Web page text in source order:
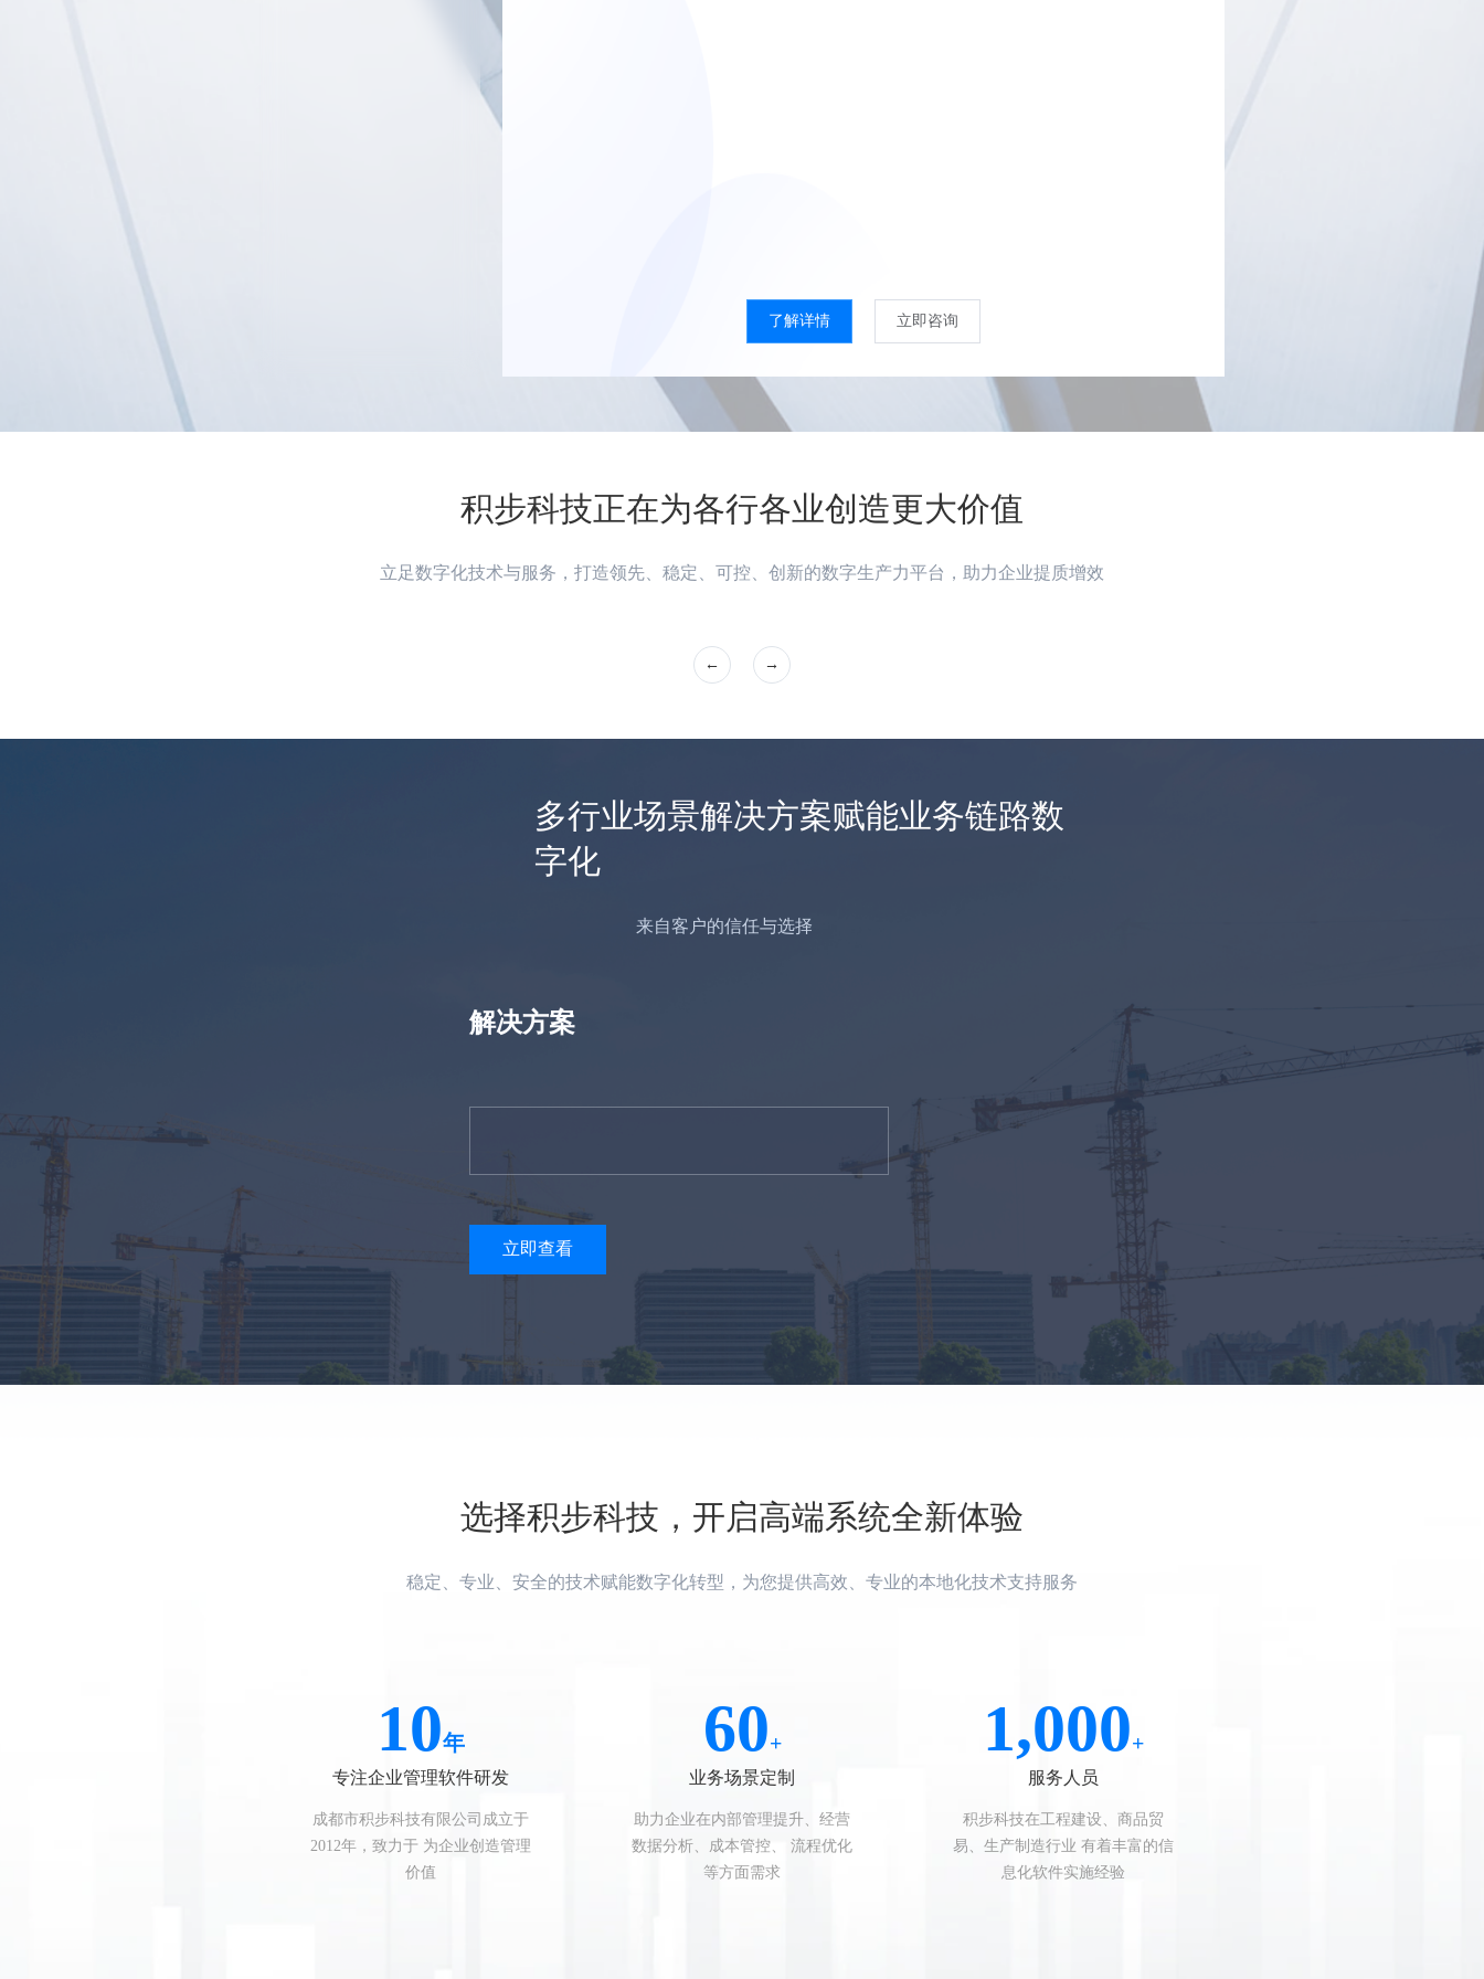
了解详情 立即咨询
积步科技正在为各行各业创造更大价值
立足数字化技术与服务，打造领先、稳定、可控、创新的数字生产力平台，助力企业提质增效
多行业场景解决方案赋能业务链路数
字化
来自客户的信任与选择
解决方案
立即查看
选择积步科技，开启高端系统全新体验
稳定、专业、安全的技术赋能数字化转型，为您提供高效、专业的本地化技术支持服务
10年
专注企业管理软件研发
成都市积步科技有限公司成立于
2012年，致力于 为企业创造管理
价值
60+
业务场景定制
助力企业在内部管理提升、经营
数据分析、成本管控、 流程优化
等方面需求
1,000+
服务人员
积步科技在工程建设、商品贸
易、生产制造行业 有着丰富的信
息化软件实施经验